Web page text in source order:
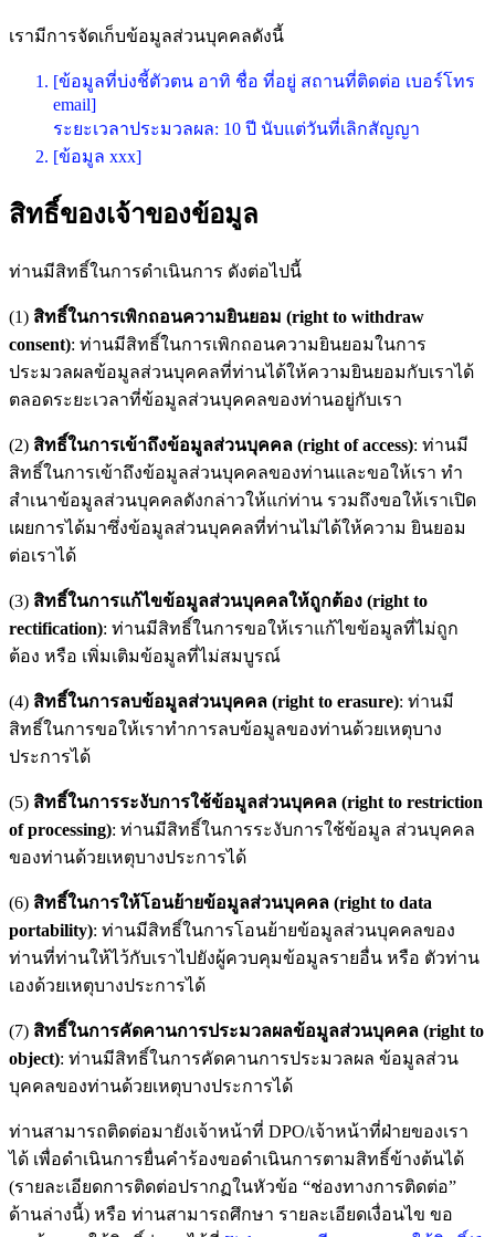
เรามีการจัดเก็บข้อมูลส่วนบุคคลดังนี้
[ข้อมูลที่บ่งชี้ตัวตน อาทิ ชื่อ ที่อยู่ สถานที่ติดต่อ เบอร์โทร
email]
ระยะเวลาประมวลผล: 10 ปี นับแต่วันที่เลิกสัญญา
[ข้อมูล xxx]
สิทธิ์ของเจ้าของข้อมูล
ท่านมีสิทธิ์ในการดำเนินการ ดังต่อไปนี้
(1) สิทธิ์ในการเพิกถอนความยินยอม (right to withdraw
consent): ท่านมีสิทธิ์ในการเพิกถอนความยินยอมในการ
ประมวลผลข้อมูลส่วนบุคคลที่ท่านได้ให้ความยินยอมกับเราได้
ตลอดระยะเวลาที่ข้อมูลส่วนบุคคลของท่านอยู่กับเรา
(2) สิทธิ์ในการเข้าถึงข้อมูลส่วนบุคคล (right of access): ท่านมี
สิทธิ์ในการเข้าถึงข้อมูลส่วนบุคคลของท่านและขอให้เรา ทำ
สำเนาข้อมูลส่วนบุคคลดังกล่าวให้แก่ท่าน รวมถึงขอให้เราเปิด
เผยการได้มาซึ่งข้อมูลส่วนบุคคลที่ท่านไม่ได้ให้ความ ยินยอม
ต่อเราได้
(3) สิทธิ์ในการแก้ไขข้อมูลส่วนบุคคลให้ถูกต้อง (right to
rectification): ท่านมีสิทธิ์ในการขอให้เราแก้ไขข้อมูลที่ไม่ถูก
ต้อง หรือ เพิ่มเติมข้อมูลที่ไม่สมบูรณ์
(4) สิทธิ์ในการลบข้อมูลส่วนบุคคล (right to erasure): ท่านมี
สิทธิ์ในการขอให้เราทำการลบข้อมูลของท่านด้วยเหตุบาง
ประการได้
(5) สิทธิ์ในการระงับการใช้ข้อมูลส่วนบุคคล (right to restriction
of processing): ท่านมีสิทธิ์ในการระงับการใช้ข้อมูล ส่วนบุคคล
ของท่านด้วยเหตุบางประการได้
(6) สิทธิ์ในการให้โอนย้ายข้อมูลส่วนบุคคล (right to data
portability): ท่านมีสิทธิ์ในการโอนย้ายข้อมูลส่วนบุคคลของ
ท่านที่ท่านให้ไว้กับเราไปยังผู้ควบคุมข้อมูลรายอื่น หรือ ตัวท่าน
เองด้วยเหตุบางประการได้
(7) สิทธิ์ในการคัดคานการประมวลผลข้อมูลส่วนบุคคล (right to
object): ท่านมีสิทธิ์ในการคัดคานการประมวลผล ข้อมูลส่วน
บุคคลของท่านด้วยเหตุบางประการได้
ท่านสามารถติดต่อมายังเจ้าหน้าที่ DPO/เจ้าหน้าที่ฝ่ายของเรา
ได้ เพื่อดำเนินการยื่นคำร้องขอดำเนินการตามสิทธิ์ข้างต้นได้
(รายละเอียดการติดต่อปรากฏในหัวข้อ “ช่องทางการติดต่อ”
ด้านล่างนี้) หรือ ท่านสามารถศึกษา รายละเอียดเงื่อนไข ขอ